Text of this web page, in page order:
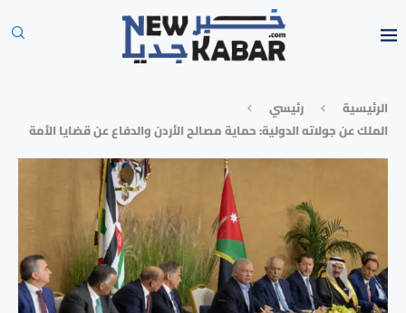
الرئيسية
رئيسي
الملك عن جولاته الدولية: حماية مصالح الأردن والدفاع عن قضايا الأمة